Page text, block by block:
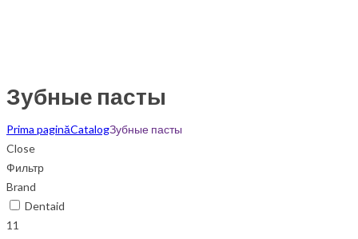
Зубные пасты
Prima paginăCatalogЗубные пасты
Close
Фильтр
Brand
Dentaid
11